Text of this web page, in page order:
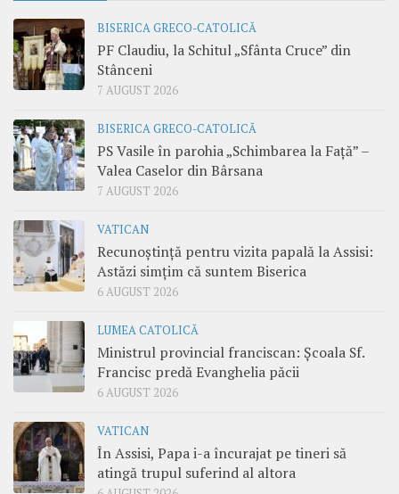
BISERICA GRECO-CATOLICĂ
PF Claudiu, la Schitul „Sfânta Cruce” din
Stânceni
7 AUGUST 2026
BISERICA GRECO-CATOLICĂ
PS Vasile în parohia „Schimbarea la Față” –
Valea Caselor din Bârsana
7 AUGUST 2026
VATICAN
Recunoștință pentru vizita papală la Assisi:
Astăzi simțim că suntem Biserica
6 AUGUST 2026
LUMEA CATOLICĂ
Ministrul provincial franciscan: Școala Sf.
Francisc predă Evanghelia păcii
6 AUGUST 2026
VATICAN
În Assisi, Papa i-a încurajat pe tineri să
atingă trupul suferind al altora